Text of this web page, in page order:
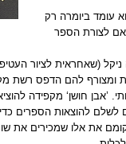
עומד ביומרה רק
אם לצורת הספר
(שאחראית לציור
ומצורף להם הדפס רשת
חושן‘ מקפידה
להוצאות הספרים
את אלו שמכירים את